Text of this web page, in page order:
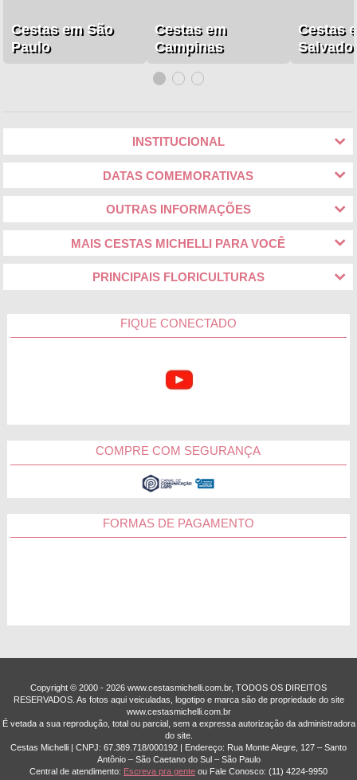
Cestas em São
Paulo
Cestas em
Campinas
Cestas
INSTITUCIONAL
DATAS COMEMORATIVAS
OUTRAS INFORMAÇÕES
MAIS CESTAS MICHELLI PARA VOCÊ
PRINCIPAIS FLORICULTURAS
FIQUE CONECTADO
COMPRE COM SEGURANÇA
FORMAS DE PAGAMENTO
Copyright © 2000 - ­2026 www.cestasmichelli.com.br, TODOS OS DIREITOS
RESERVADOS. As fotos aqui veiculadas, logotipo e marca são de propriedade do site
www.cestasmichelli.com.br
É vetada a sua reprodução, total ou parcial, sem a expressa autorização da administradora
do site.
Cestas Michelli | CNPJ: 67.389.718/0001­92 | Endereço: Rua Monte Alegre, 127 – Santo
Antônio – São Caetano do Sul – São Paulo
Central de atendimento: Escreva pra gente ou Fale Conosco: (11) 4224-9950